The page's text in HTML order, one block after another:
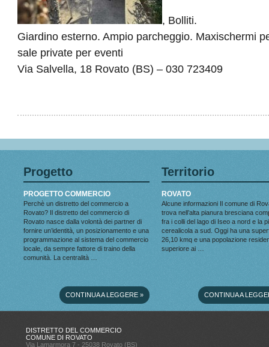
, Bolliti.
Giardino esterno. Ampio parcheggio. Maxischermi
sale private per eventi
Via Salvella, 18 Rovato (BS) – 030 723409
Progetto
PROGETTO COMMERCIO
Perchè un distretto del commercio a
Rovato? Il distretto del commercio di
Rovato nasce dalla volontà dei partner di
fornire un’identità, un posizionamento e una
programmazione al sistema del commercio
locale, da sempre fattore di traino della
comunità. La centralità …
CONTINUA A LEGGERE »
Territorio
ROVATO
Alcune informazioni Il comune di
trova nell’alta pianura bresciana
fra i colli del lago di Iseo a nord e la
cerealicola a sud. Oggi ha una
26,10 kmq e una popolazione
superiore ai …
CONTINUA A
DISTRETTO DEL COMMERCIO
COMUNE DI ROVATO
Via Lamarmora 7 - 25038 Rovato (BS)